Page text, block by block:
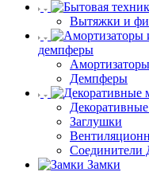
Вытяжки и
демпферы
Амортизаторы
Демпферы
Заглушки
Замки